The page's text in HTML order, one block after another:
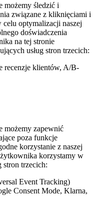
możemy śledzić i
związane z kliknięciami i
optymalizacji naszej
doświadczenia
na tej stronie
usług stron trzecich:
recenzje klientów, A/B-
możemy zapewnić
poza funkcje
korzystanie z naszej
korzystamy w
stron trzecich:
Event Tracking)
Consent Mode, Klarna,